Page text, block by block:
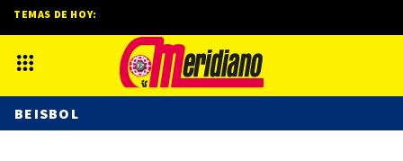
TEMAS DE HOY:
BEISBOL